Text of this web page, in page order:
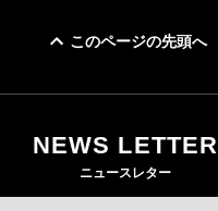
を発売
FASHION
このページの先頭へ
NEWS LETTER
ニュースレター